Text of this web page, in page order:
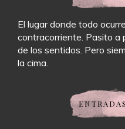
El lugar donde todo
contracorriente. Pasito a
de los sentidos. Pero
la cima.